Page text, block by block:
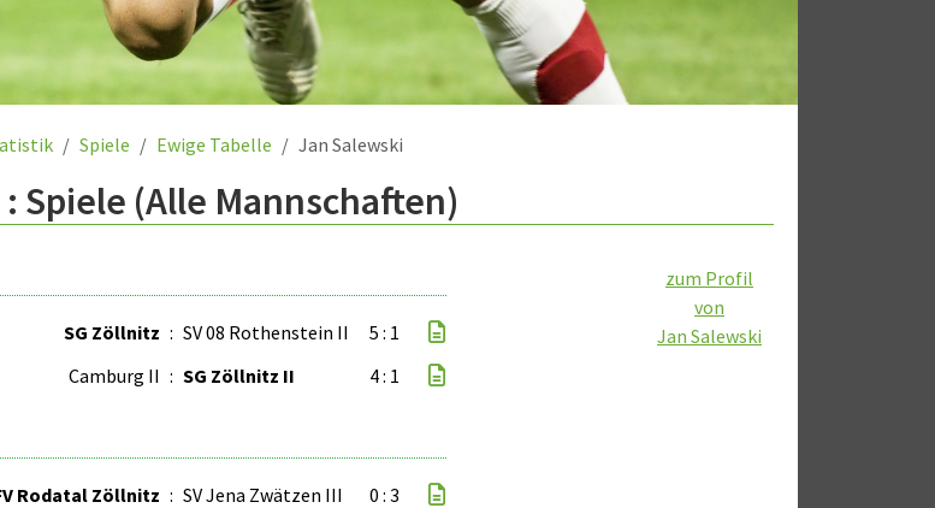
Spiele Ewige Tabelle Jan Salewski
Spiele (Alle Mannschaften)
zum Profil
von
Jan Salewski
SG Zöllnitz : SV 08 Rothenstein II
5 : 1
Camburg II : SG Zöllnitz II 4 : 1
Rodatal Zöllnitz : SV Jena Zwätzen III
0 : 3